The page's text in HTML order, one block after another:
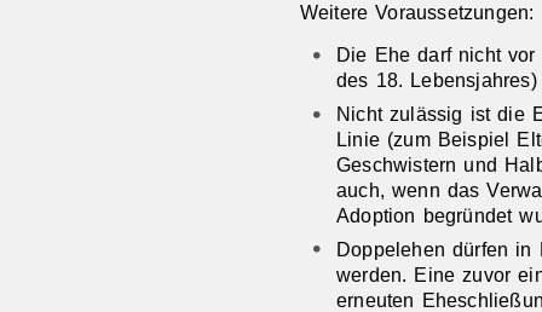
Weitere Voraussetzungen:
Die Ehe darf nicht
des 18.
Nicht zulässig ist die
Linie (zum Beispiel
Geschwistern und
auch, wenn das
Adoption begründet
Doppelehen dürfen in
werden. Eine zuvor
erneuten